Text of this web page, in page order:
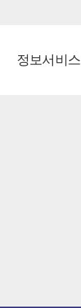
정보서비스